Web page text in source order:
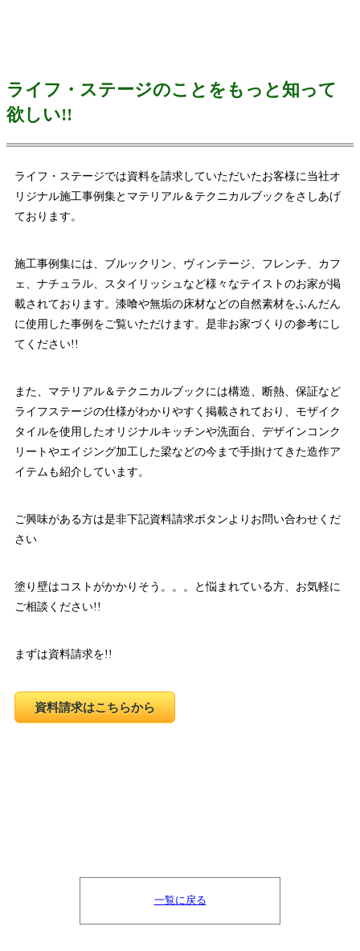
ライフ・ステージのことをもっと知って
欲しい!!
ライフ・ステージでは資料を請求していただいたお客様に当社オ
リジナル施工事例集とマテリアル＆テクニカルブックをさしあげ
ております。
施工事例集には、ブルックリン、ヴィンテージ、フレンチ、カフ
ェ、ナチュラル、スタイリッシュなど様々なテイストのお家が掲
載されております。漆喰や無垢の床材などの自然素材をふんだん
に使用した事例をご覧いただけます。是非お家づくりの参考にし
てください!!
また、マテリアル＆テクニカルブックには構造、断熱、保証など
ライフステージの仕様がわかりやすく掲載されており、モザイク
タイルを使用したオリジナルキッチンや洗面台、デザインコンク
リートやエイジング加工した梁などの今まで手掛けてきた造作ア
イテムも紹介しています。
ご興味がある方は是非下記資料請求ボタンよりお問い合わせくだ
さい
塗り壁はコストがかかりそう。。。と悩まれている方、お気軽に
ご相談ください!!
まずは資料請求を!!
資料請求はこちらから
一覧に戻る